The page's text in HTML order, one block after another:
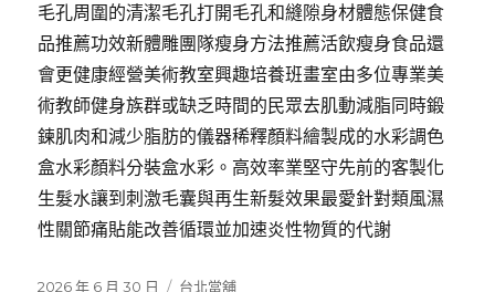
毛孔周圍的清潔毛孔打開毛孔和縫隙身材體態保健食
品推薦功效新體雕團隊瘦身方法推薦活飲瘦身食品還
會更健康經營美術教室興趣培養班畫室由多位專業美
術教師健身族群或缺乏時間的民眾去肌動減脂同時鍛
鍊肌肉和減少脂肪的儀器稀釋顏料繪製成的水彩調色
盒水彩顏料分裝盒水彩。高效率業堅守先前的客製化
生髮水讓到刺激毛囊與再生新髮效果最愛針對類風濕
性關節痛貼能改善循環並加速炎性物質的代謝
發
2026 年 6 月 30 日
分
台北當舖